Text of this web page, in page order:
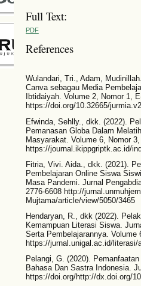
Full Text:
PDF
References
Wulandari, Tri., Adam,
Canva sebagau Media
Ibtidaiyah. Volume 2, Nomor 1,
https://doi.org/10.32665/
Efwinda, Sehlly., dkk. (2022).
Pemanasan Globa Dalam
Masyarakat. Volume 6, Nomor
https://journal.ikippgriptk.ac.id/
Fitria, Vivi. Aida., dkk. (2021).
Pembelajaran Online Siswa
Masa Pandemi. Jurnal
2776-6608 http://
Mujtama/article/view/5050/3465
Hendaryan, R., dkk (2022).
Kemampuan Literasi Siswa.
Serta Pembelajarannya. Volume
https://jurnal.unigal.ac.id/literasi/
Pelangi, G. (2020).
Bahasa Dan Sastra Indonesia.
https://doi.org/http://dx.doi.org/